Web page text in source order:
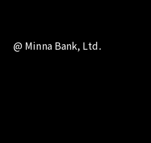
@ Minna Bank, Ltd.